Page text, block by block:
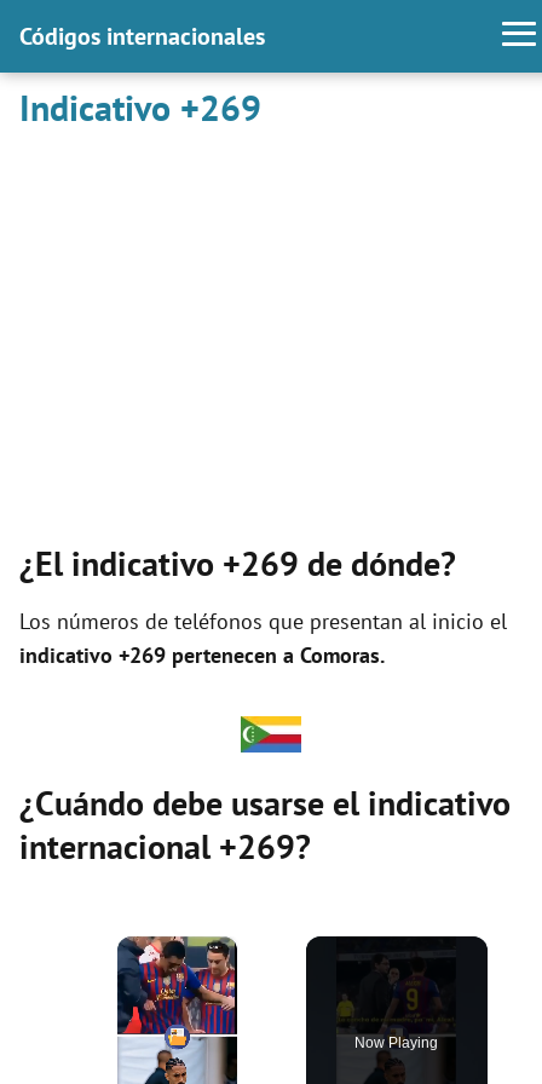
Códigos internacionales
Indicativo +269
¿El indicativo +269 de dónde?
Los números de teléfonos que presentan al inicio el
indicativo +269 pertenecen a Comoras.
¿Cuándo debe usarse el indicativo
internacional +269?
×
Now Playing